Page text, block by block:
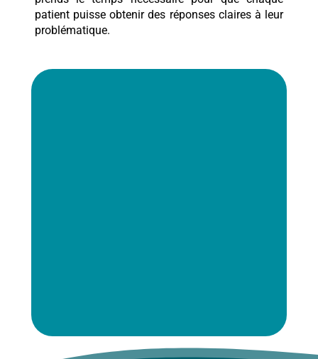
patient puisse obtenir des réponses claires à leur
problématique.